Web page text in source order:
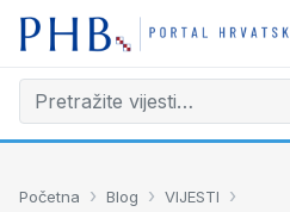
Početna › Blog › VIJESTI ›